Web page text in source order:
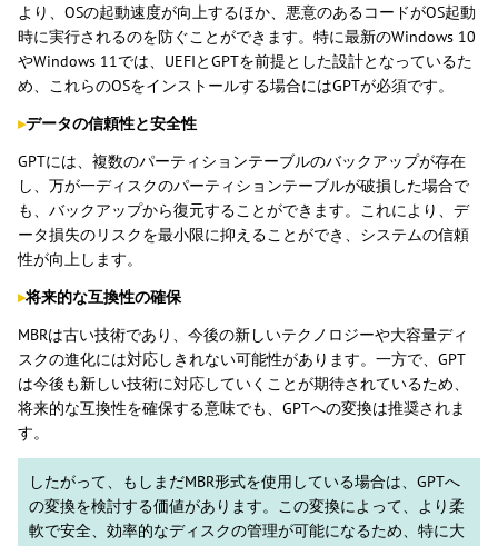
より、OSの起動速度が向上するほか、悪意のあるコードがOS起動
時に実行されるのを防ぐことができます。特に最新のWindows 10
やWindows 11では、UEFIとGPTを前提とした設計となっているた
め、これらのOSをインストールする場合にはGPTが必須です。
▸データの信頼性と安全性
GPTには、複数のパーティションテーブルのバックアップが存在
し、万が一ディスクのパーティションテーブルが破損した場合で
も、バックアップから復元することができます。これにより、デ
ータ損失のリスクを最小限に抑えることができ、システムの信頼
性が向上します。
▸将来的な互換性の確保
MBRは古い技術であり、今後の新しいテクノロジーや大容量ディ
スクの進化には対応しきれない可能性があります。一方で、GPT
は今後も新しい技術に対応していくことが期待されているため、
将来的な互換性を確保する意味でも、GPTへの変換は推奨されま
す。
したがって、もしまだMBR形式を使用している場合は、GPTへ
の変換を検討する価値があります。この変換によって、より柔
軟で安全、効率的なディスクの管理が可能になるため、特に大